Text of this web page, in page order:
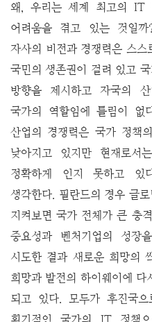
왜, 우리는 세계 최고의 IT
어려움을 겪고 있는 것일
자사의 비전과 경쟁력은 스
국민의 생존권이 걸려 있고
방향을 제시하고 자국의
국가의 역할임에 틀림이
산업의 경쟁력은 국가 정책
낮아지고 있지만 현재로
정확하게 인지 못하고
생각한다. 필란드의 경우 글
지켜보면 국가 전체가 큰 충
중요성과 벤처기업의 성장
시도한 결과 새로운 희망의
희망과 발전의 하이웨이에 다
되고 있다. 모두가 후진국